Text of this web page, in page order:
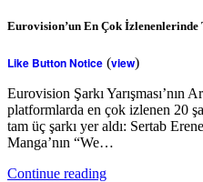
Eurovision’un En Çok İzlenenlerinde
Like Button Notice (view)
Eurovision Şarkı Yarışması’nın
platformlarda en çok izlenen 20
tam üç şarkı yer aldı: Sertab
Manga’nın “We…
Continue reading